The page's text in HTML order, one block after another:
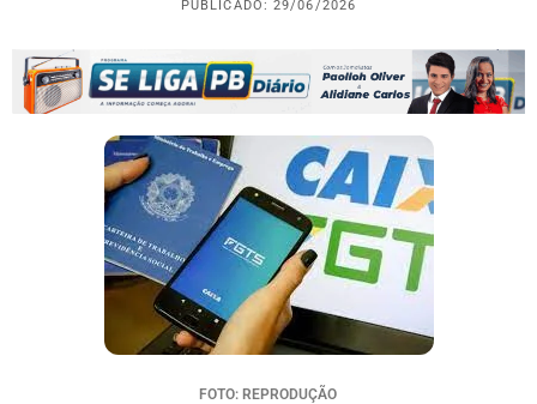
PUBLICADO: 29/06/2026
FOTO: REPRODUÇÃO